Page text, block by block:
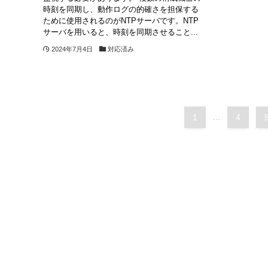
時刻を同期し、動作ログの的確さを担保する
ために使用されるのがNTPサーバです。NTP
サーバを用いると、時刻を同期させること...
2024年7月4日 対応済み
1 4 5